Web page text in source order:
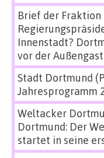
Brief der Fraktion
Innenstadt?
vor der
Stadt Dortmund
Jahresprogramm
Weltacker
Dortmund: Der
startet in seine